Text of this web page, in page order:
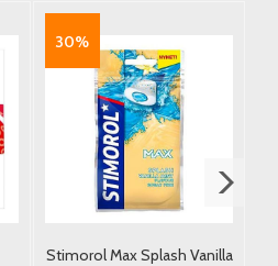
30%
Stimorol Max Splash Vanilla